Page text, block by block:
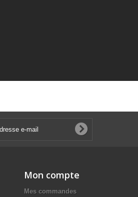
Mon compte
Mes commandes